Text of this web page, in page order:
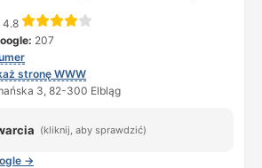
4.8
207
stronę WWW
3, 82-300 Elbląg
(kliknij, aby sprawdzić)
→